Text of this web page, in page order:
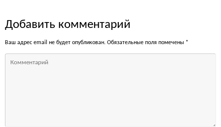
Добавить комментарий
Ваш адрес email не будет опубликован. Обязательные поля помечены *